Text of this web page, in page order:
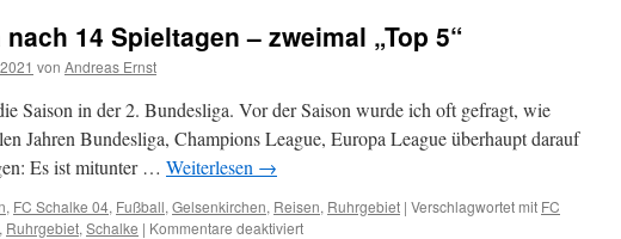
14 Spieltagen – zweimal „Top 5“
von Andreas Ernst
Saison in der 2. Bundesliga. Vor der Saison wurde ich oft gefragt, wie
Jahren Bundesliga, Champions League, Europa League überhaupt darauf
Es ist mitunter … Weiterlesen →
, FC Schalke 04, Fußball, Gelsenkirchen, Reisen, Ruhrgebiet | Verschlagwortet mit FC
, Ruhrgebiet, Schalke | Kommentare deaktiviert